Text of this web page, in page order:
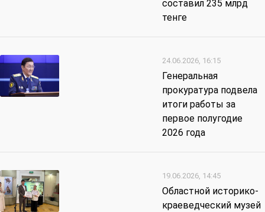
составил 235 млрд
тенге
24.06.2026, 16:15
Генеральная
прокуратура подвела
итоги работы за
первое полугодие
2026 года
19.06.2026, 14:45
Областной историко-
краеведческий музей